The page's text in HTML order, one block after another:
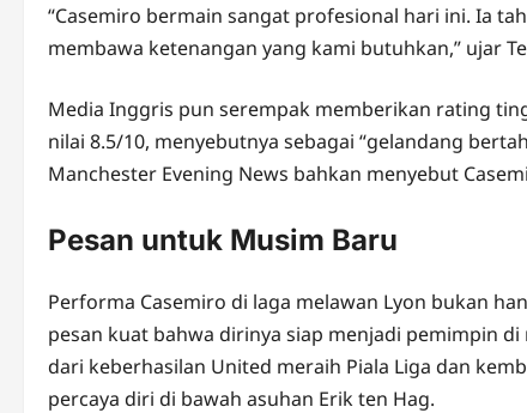
“Casemiro bermain sangat profesional hari ini. Ia
membawa ketenangan yang kami butuhkan,” ujar
Media Inggris pun serempak memberikan rating
nilai 8.5/10, menyebutnya sebagai “gelandang
Manchester Evening News bahkan menyebut
Pesan untuk Musim Baru
Performa Casemiro di laga melawan Lyon bukan
pesan kuat bahwa dirinya siap menjadi pemimpin
dari keberhasilan United meraih Piala Liga dan
percaya diri di bawah asuhan Erik ten Hag.